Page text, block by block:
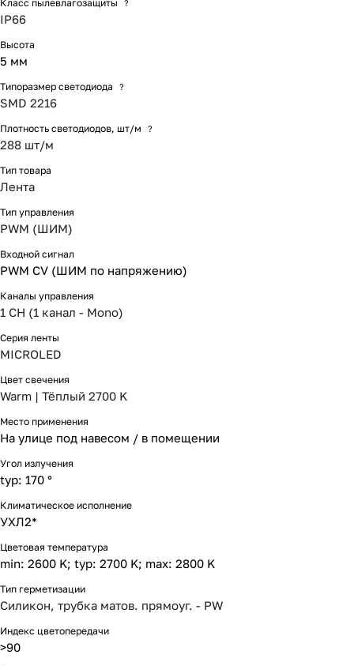
Класс пылевлагозащиты ?
IP66
Высота
5 мм
Типоразмер светодиода ?
SMD 2216
Плотность светодиодов, шт/м ?
288 шт/м
Тип товара
Лента
Тип управления
PWM (ШИМ)
Входной сигнал
PWM СV (ШИМ по напряжению)
Каналы управления
1 CH (1 канал - Mono)
Серия ленты
MICROLED
Цвет свечения
Warm | Тёплый 2700 K
Место применения
На улице под навесом / в помещении
Угол излучения
typ: 170 °
Климатическое исполнение
УХЛ2*
Цветовая температура
min: 2600 K; typ: 2700 K; max: 2800 K
Тип герметизации
Силикон, трубка матов. прямоуг. - PW
Индекс цветопередачи
>90